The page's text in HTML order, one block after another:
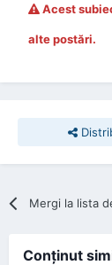
Acest
alte postări.
Mergi la lista
Conţinut